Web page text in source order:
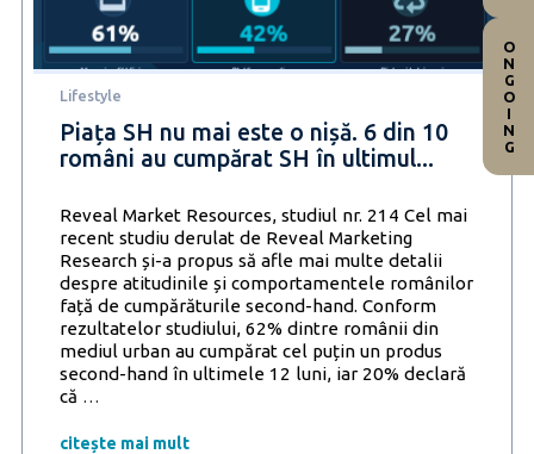
Lifestyle
Piața SH nu mai este o nișă. 6 din 10
români au cumpărat SH în ultimul...
Reveal Market Resources, studiul nr. 214 Cel mai
recent studiu derulat de Reveal Marketing
Research și-a propus să afle mai multe detalii
despre atitudinile și comportamentele românilor
față de cumpărăturile second-hand. Conform
rezultatelor studiului, 62% dintre românii din
mediul urban au cumpărat cel puțin un produs
second-hand în ultimele 12 luni, iar 20% declară
că …
nu
citește mai mult
ONGOING